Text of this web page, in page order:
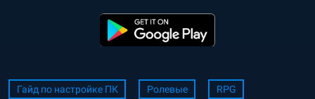
Гайд по настройке ПК Ролевые RPG